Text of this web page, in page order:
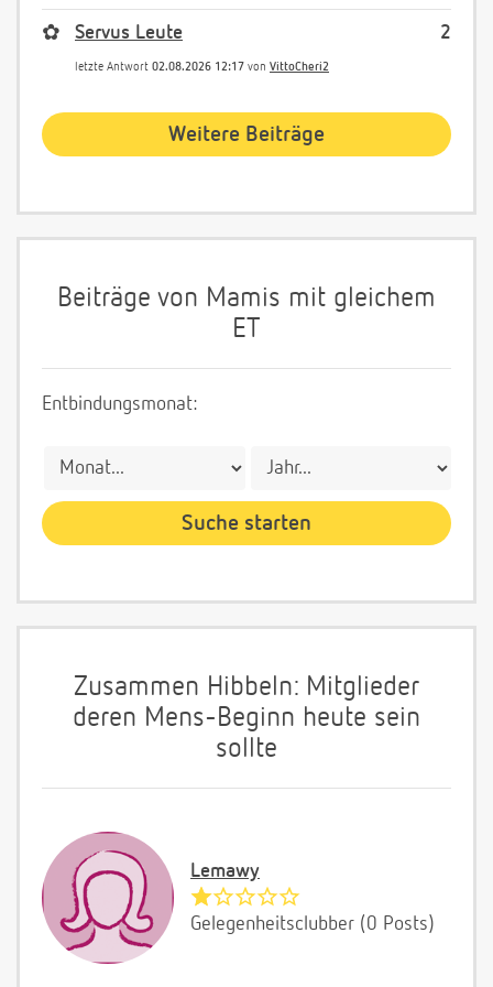
2
✿ Servus Leute
letzte Antwort 02.08.2026 12:17 von VittoCheri2
Weitere Beiträge
Beiträge von Mamis mit gleichem
ET
Entbindungsmonat:
Zusammen Hibbeln: Mitglieder
deren Mens-Beginn heute sein
sollte
Lemawy
Gelegenheitsclubber (0 Posts)